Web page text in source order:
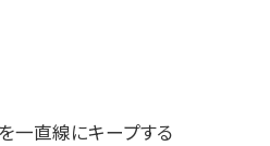
一直線にキープする